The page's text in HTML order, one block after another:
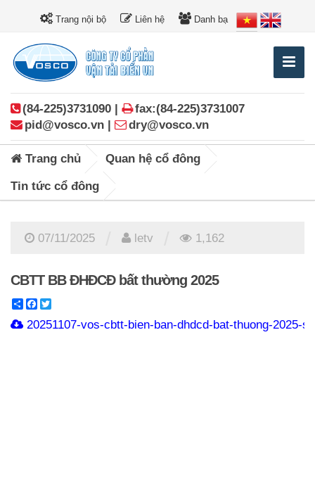
Trang nội bộ Liên hệ Danh bạ
(84-225)3731090 |
fax:(84-225)3731007
pid@vosco.vn |
dry@vosco.vn
Trang chủ Quan hệ cổ đông
Tin tức cổ đông
07/11/2025 letv 1,162
CBTT BB ĐHĐCĐ bất thường 2025
ShareFacebook
20251107-vos-cbtt-bien-ban-dhdcd-bat-thuong-2025-